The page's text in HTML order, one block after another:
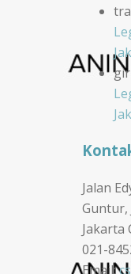
Jalan
Guntur,
Jakarta
021-
Email: